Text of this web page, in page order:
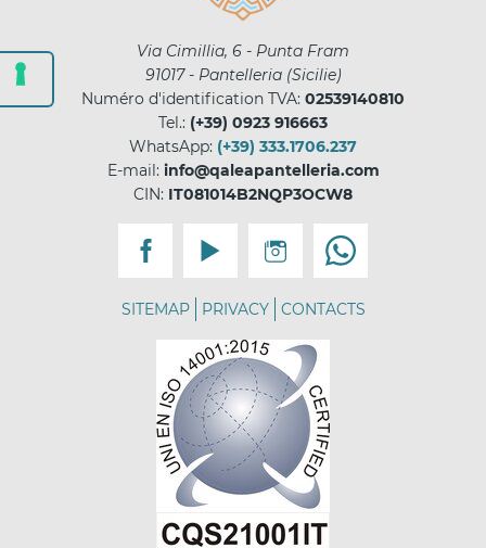
Via Cimillia, 6 - Punta Fram
91017- Pantelleria(Sicilie)
Numéro d'identification TVA: 02539140810
Tel.: (+39) 0923 916663
WhatsApp: (+39) 333.1706.237
E-mail: info@qaleapantelleria.com
CIN: IT081014B2NQP3OCW8
SITEMAP PRIVACY CONTACTS